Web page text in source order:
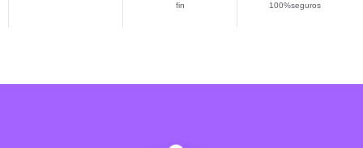
fin
100%seguros